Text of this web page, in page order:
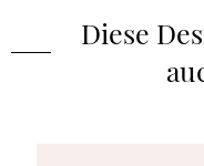
Diese